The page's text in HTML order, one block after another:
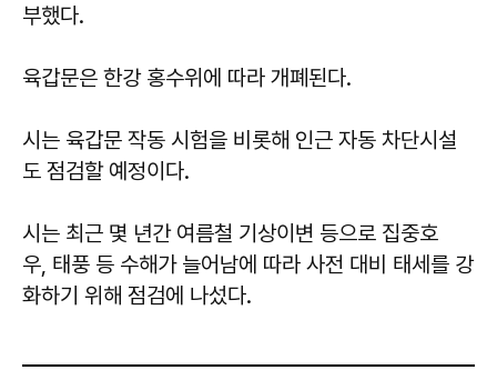
부했다.
육갑문은 한강 홍수위에 따라 개폐된다.
시는 육갑문 작동 시험을 비롯해 인근 자동 차단시설
도 점검할 예정이다.
시는 최근 몇 년간 여름철 기상이변 등으로 집중호
우, 태풍 등 수해가 늘어남에 따라 사전 대비 태세를 강
화하기 위해 점검에 나섰다.